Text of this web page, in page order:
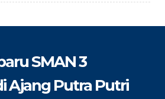
SMAN 3
Ajang Putra Putri